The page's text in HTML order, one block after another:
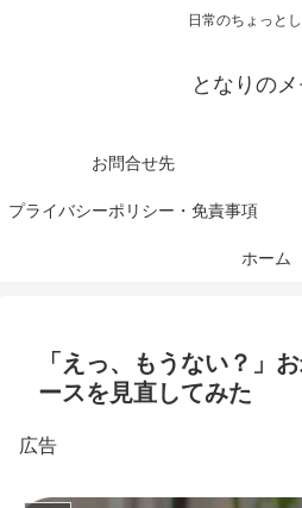
日常のちょっと
となりの
お問合せ先
プライバシーポリシー・免責事項
ホーム
「えっ、もうない？」
ースを見直してみた
広告